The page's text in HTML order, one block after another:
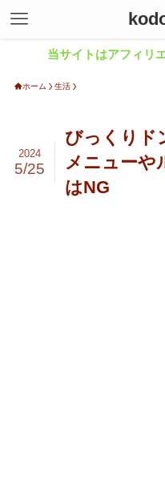
当サイトはアフィリ
ホーム 生活
びっくりド
メニューや
はNG
2024
5/25